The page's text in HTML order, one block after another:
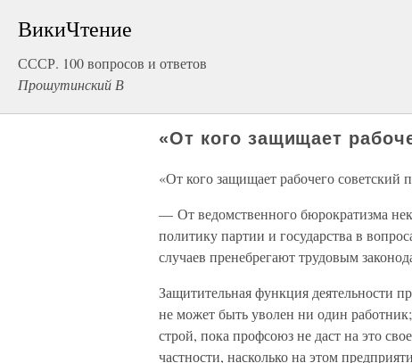
ВикиЧтение
СССР. 100 вопросов и ответов
Прошутинский В
«От кого защищает
«От кого защищает рабочего советский
— От ведомственного бюрократизма
политику партии и государства в
случаев пренебрегают трудовым
Защитительная функция деятельности
не может быть уволен ни один
строй, пока профсоюз не даст на это
частности, насколько на этом